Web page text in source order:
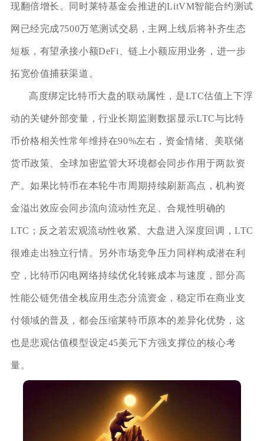
现翻倍增长。同时莱特基金会推进的LitVM智能合约测试
网已经完成7500万笔测试交易，主网上线后将补齐生态
短板，有望承接小额DeFi、链上小额应用业务，进一步
拓宽价值捕获渠道。
高度绑定比特币大盘的联动属性，是LTC估值上下浮
动的关键外部变量，行业长期监测数据显示LTC与比特
币价格相关性常年维持在90%左右，资金情绪、美联储
货币政策、全球加密监管大环境都会同步作用于两款资
产。如果比特币在本轮牛市周期持续刷新高点，机构资
金溢出效应会同步流向流动性充足、合规性明确的
LTC；反之若宏观流动性收紧、大盘进入深度回调，LTC
很难走出独立行情。另外市场竞争压力同样构成潜在利
空，比特币闪电网络持续优化转账成本与速度，部分高
性能公链凭借全栈应用生态分流资金，稳定币在商业支
付领域的普及，都会压缩莱特币原本的差异化优势，这
也是悲观估值模型设定45美元下方强支撑位的核心考
量。